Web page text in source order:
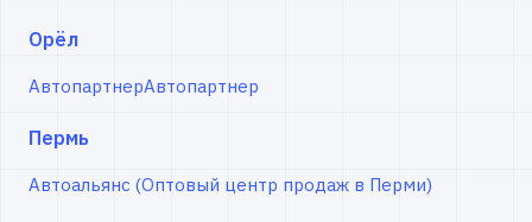
Орёл
АвтопартнерАвтопартнер
Пермь
Автоальянс (Оптовый центр продаж в Перми)